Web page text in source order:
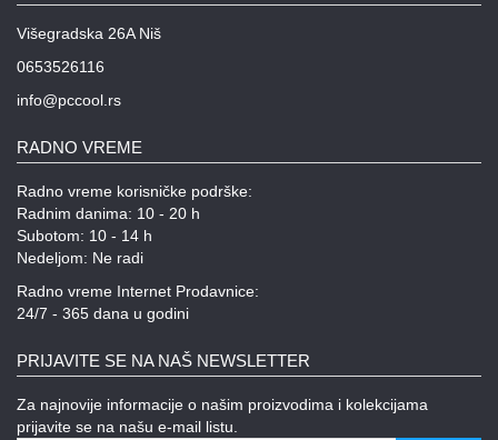
Višegradska 26A Niš
0653526116
info@pccool.rs
RADNO VREME
Radno vreme korisničke podrške:
Radnim danima: 10 - 20 h
Subotom: 10 - 14 h
Nedeljom: Ne radi
Radno vreme Internet Prodavnice:
24/7 - 365 dana u godini
PRIJAVITE SE NA NAŠ NEWSLETTER
Za najnovije informacije o našim proizvodima i kolekcijama
prijavite se na našu e-mail listu.